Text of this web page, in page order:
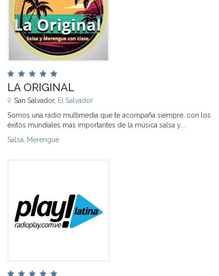
LA ORIGINAL
San Salvador, El Salvador
Somos una radio multimedia que te acompaña siempre. con los
éxitos mundiales más importantes de la música salsa y...
Salsa Merengue